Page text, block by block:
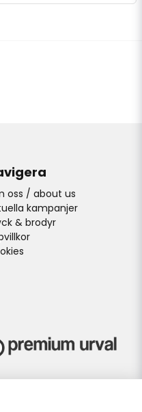
oss / about us
kampanjer
& brodyr